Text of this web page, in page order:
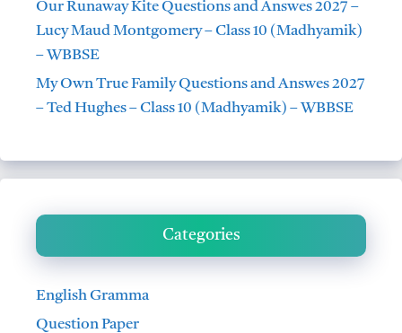
Our Runaway Kite Questions and Answes 2027 –
Lucy Maud Montgomery – Class 10 (Madhyamik)
– WBBSE
My Own True Family Questions and Answes 2027
– Ted Hughes – Class 10 (Madhyamik) – WBBSE
Categories
English Gramma
Question Paper